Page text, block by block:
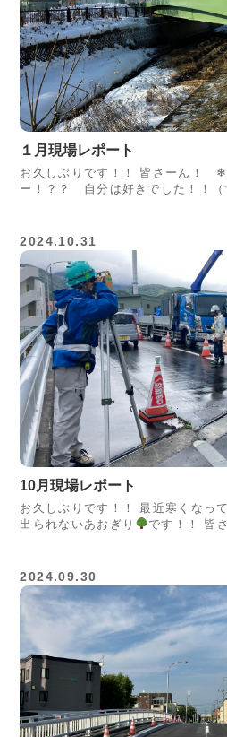
１月現場レポート
お久しぶりです！！ 皆さーん
ー！？？ 自分は好きでした！！（☜過去形）
2024.10.31
10月現場レポート
お久しぶりです！！ 最近寒
出られないあおぎり
です！！ 皆さんはきちんと朝起きれて
2024.09.30